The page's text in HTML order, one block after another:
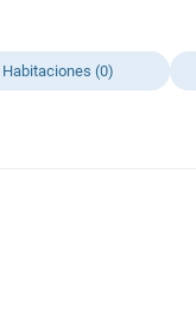
Habitaciones (0)